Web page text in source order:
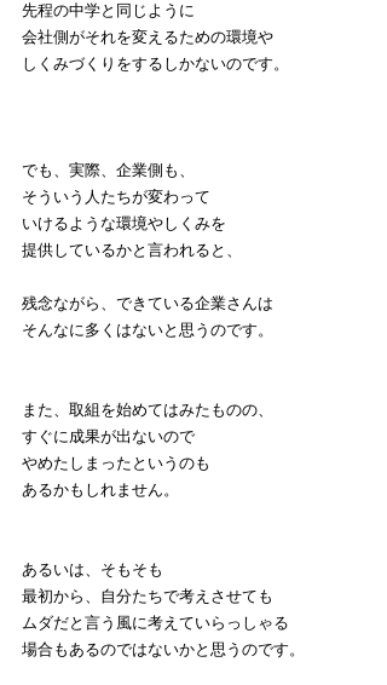
先程の中学と同じように
会社側がそれを変えるための環境や
しくみづくりをするしかないのです。
でも、実際、企業側も、
そういう人たちが変わって
いけるような環境やしくみを
提供しているかと言われると、
残念ながら、できている企業さんは
そんなに多くはないと思うのです。
また、取組を始めてはみたものの、
すぐに成果が出ないので
やめたしまったというのも
あるかもしれません。
あるいは、そもそも
最初から、自分たちで考えさせても
ムダだと言う風に考えていらっしゃる
場合もあるのではないかと思うのです。